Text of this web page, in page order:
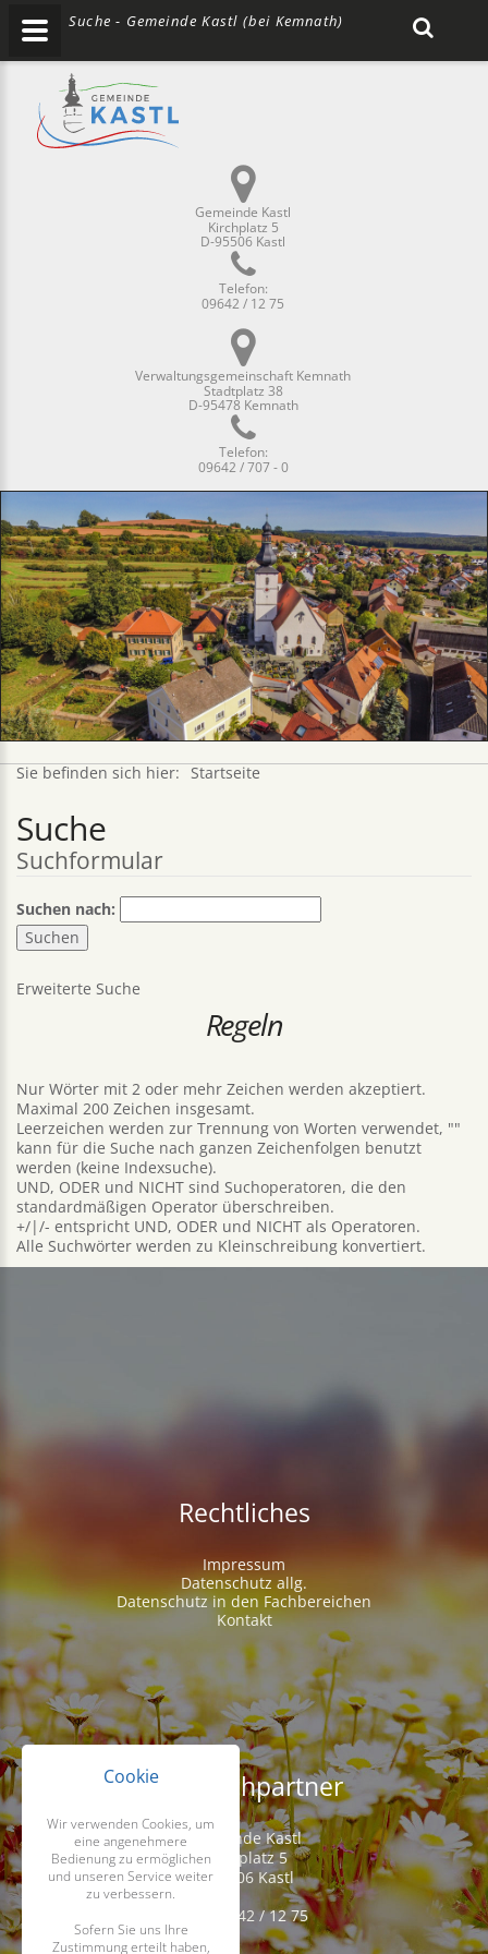
Gemeinde Kastl
Kirchplatz 5
D-95506 Kastl
Telefon:
09642 / 12 75
Verwaltungsgemeinschaft Kemnath
Stadtplatz 38
D-95478 Kemnath
Telefon:
09642 / 707 - 0
Sie befinden sich hier: Startseite
Suche
Suchformular
Suchen nach:
Erweiterte Suche
Regeln
Nur Wörter mit 2 oder mehr Zeichen werden akzeptiert.
Maximal 200 Zeichen insgesamt.
Leerzeichen werden zur Trennung von Worten verwendet, ""
kann für die Suche nach ganzen Zeichenfolgen benutzt
werden (keine Indexsuche).
UND, ODER und NICHT sind Suchoperatoren, die den
standardmäßigen Operator überschreiben.
+/|/- entspricht UND, ODER und NICHT als Operatoren.
Alle Suchwörter werden zu Kleinschreibung konvertiert.
Rechtliches
Impressum
Datenschutz allg.
Datenschutz in den Fachbereichen
Kontakt
Ansprechpartner
Gemeinde Kastl
Kirchplatz 5
D-95506 Kastl
Tel. 09642 / 12 75
Cookie
Wir verwenden Cookies, um
eine angenehmere
Bedienung zu ermöglichen
und unseren Service weiter
zu verbessern.
Sofern Sie uns Ihre
Zustimmung erteilt haben,
Suche - Gemeinde Kastl (bei Kemnath)